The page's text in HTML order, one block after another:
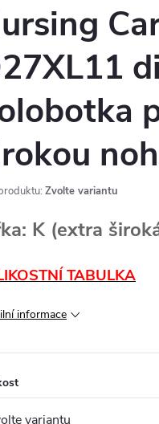
Zvolte variantu
K (extra
TABULKA
informace